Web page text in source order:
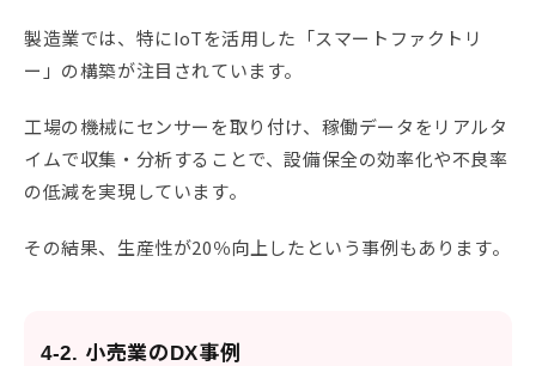
製造業では、特にIoTを活用した「スマートファクトリ
ー」の構築が注目されています。
工場の機械にセンサーを取り付け、稼働データをリアルタ
イムで収集・分析することで、設備保全の効率化や不良率
の低減を実現しています。
その結果、生産性が20％向上したという事例もあります。
4-2. 小売業のDX事例